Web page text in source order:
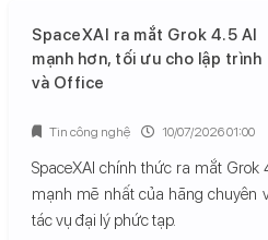
SpaceXAI ra mắt Grok 4.5 AI
mạnh hơn, tối ưu cho lập trình
và Office
SpaceXAI chính thức ra mắt
mạnh mẽ nhất của hãng chuyên
tác vụ đại lý phức tạp.
Tin công nghệ 10/07/2026 01:00